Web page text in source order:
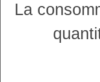
La